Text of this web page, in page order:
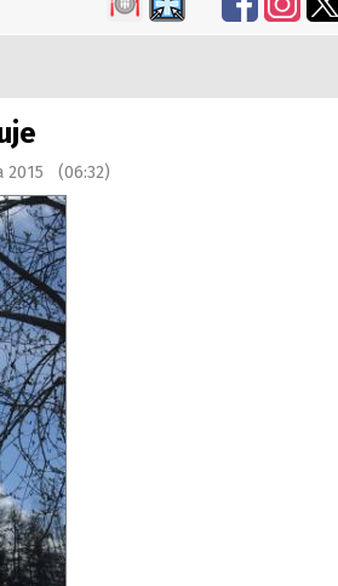
2015 (06:32)